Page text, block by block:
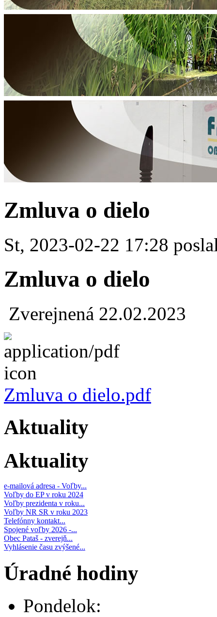
Zmluva o dielo
St, 2023-02-22 17:28
Zmluva o dielo
Zverejnená 22.02.2023
Zmluva o dielo.pdf
Aktuality
Aktuality
e-mailová adresa - Voľby...
Voľby do EP v roku 2024
Voľby prezidenta v roku...
Voľby NR SR v roku 2023
Telefónny kontakt...
Spojené voľby 2026 -...
Obec Pataš - zverejň...
Vyhlásenie času zvýšené...
Úradné hodiny
Pondelok: